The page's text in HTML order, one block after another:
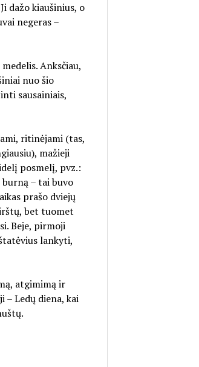
dažo kiaušinius, o
negeras –
Anksčiau,
nuo šio
sausainiais,
ritinėjami (tas,
mažieji
posmelį, pvz.:
– tai buvo
prašo dviejų
bet tuomet
Beje, pirmoji
lankyti,
atgimimą ir
– Ledų diena, kai